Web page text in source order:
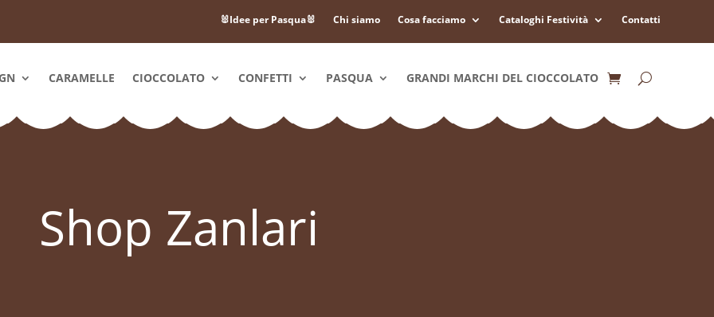
🐰Idee per Pasqua🐰 Chi siamo Cosa facciamo Cataloghi Festività Contatti
CARAMELLE CIOCCOLATO CONFETTI PASQUA GRANDI MARCHI DEL CIOCCOLATO
Shop Zanlari